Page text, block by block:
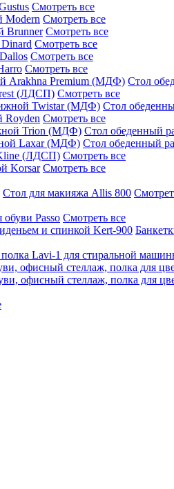
Смотреть все
Modern Смотреть все
Brunner Смотреть все
Смотреть все
Смотреть все
Смотреть все
Arakhna Premium (МДФ) Стол
(ЛДСП) Смотреть все
Twistar (МДФ) Стол
Royden Смотреть все
Trion (МДФ) Стол обеденный
Laxar (МДФ) Стол обеденный
(ЛДСП) Смотреть все
Korsar Смотреть все
Стол для макияжа Allis 800
Passo Смотреть все
и спинкой Kert-900
Lavi-1 для стиральной
офисный стеллаж, полка для
офисный стеллаж, полка для